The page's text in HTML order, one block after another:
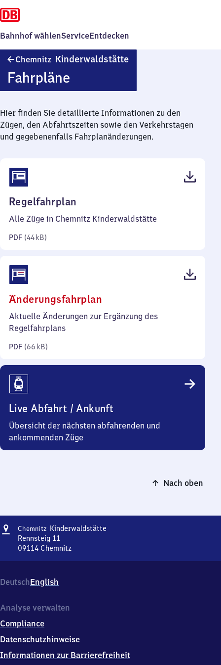
Bahnhof wählenServiceEntdecken
Chemnitz Kinderwaldstätte
Fahrpläne
Hier finden Sie detaillierte Informationen zu den
Zügen, den Abfahrtszeiten sowie den Verkehrstagen
und gegebenenfalls Fahrplanänderungen.
Regelfahrplan
44
Alle Züge in Chemnitz Kinderwaldstätte
PDF (44 kB)
Änderungsfahrplan
66
Aktuelle Änderungen zur Ergänzung des
Regelfahrplans
PDF (66 kB)
Live Abfahrt / Ankunft
Übersicht der nächsten abfahrenden und
ankommenden Züge
Nach oben
Adresse
Chemnitz Kinderwaldstätte
Rennsteig 11
09114 Chemnitz
Rennsteig
11,
9
1
4
DeutschEnglish
Analyse verwalten
Compliance
Datenschutzhinweise
Informationen zur Barrierefreiheit